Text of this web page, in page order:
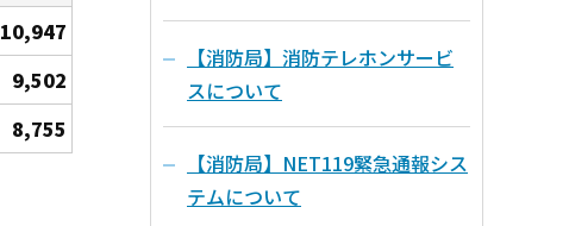
10,947
9,502
8,755
【消防局】消防テレホンサービ
スについて
【消防局】NET119緊急通報シス
テムについて